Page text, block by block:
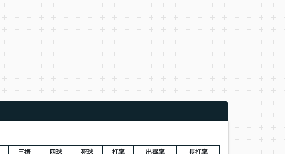
三振 四球 死球 打率 出塁率 長打率